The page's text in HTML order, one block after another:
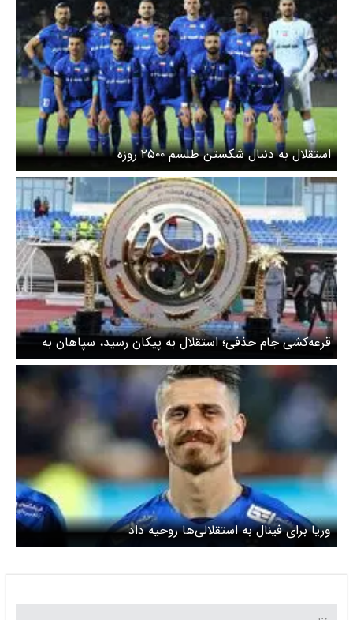
استقلال به دنبال شکستن طلسم ۲۵۰۰ روزه
قرعه‌کشی جام‌ حذفی؛ استقلال به پیکان رسید، سپاهان به
ملوان
وریا برای فینال به استقلالی‌ها روحیه داد